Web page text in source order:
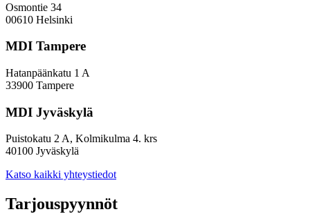
Osmontie 34
00610 Helsinki
MDI Tampere
Hatanpäänkatu 1 A
33900 Tampere
MDI Jyväskylä
Puistokatu 2 A, Kolmikulma 4. krs
40100 Jyväskylä
Katso kaikki yhteystiedot
Tarjouspyynnöt